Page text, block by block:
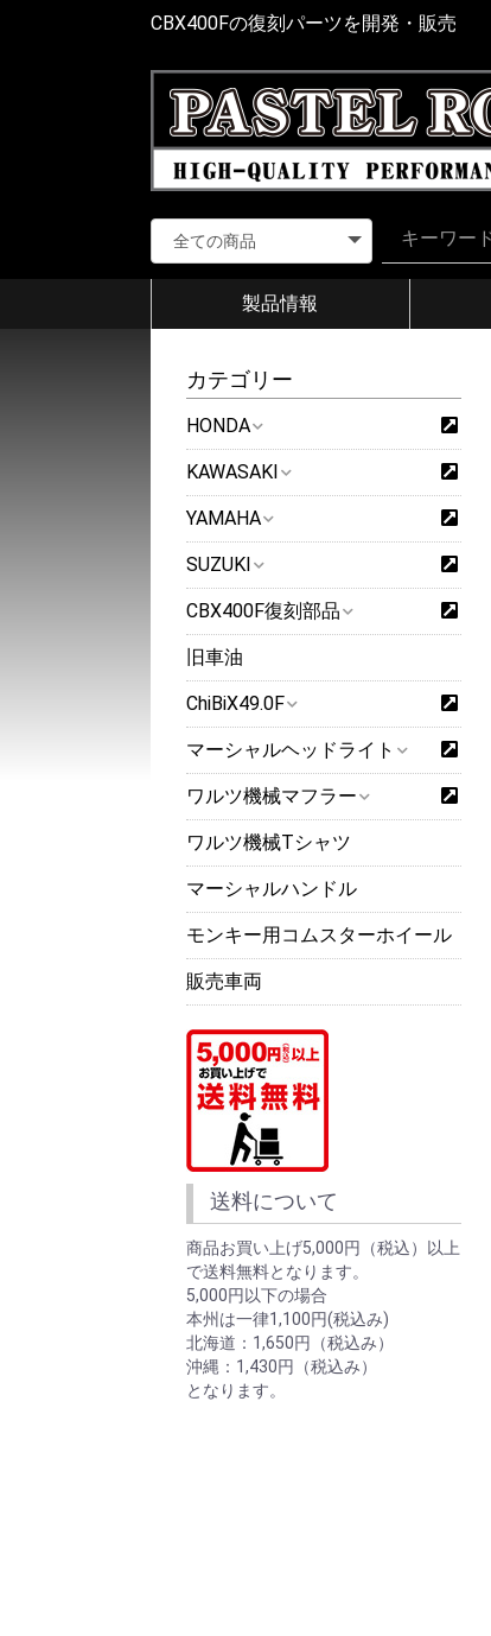
CBX400Fの復刻パーツを開発・販売
製品情報
カテゴリー
HONDA
KAWASAKI
YAMAHA
SUZUKI
CBX400F復刻部品
旧車油
ChiBiX49.0F
マーシャルヘッドライト
ワルツ機械マフラー
ワルツ機械Tシャツ
マーシャルハンドル
モンキー用コムスターホイール
販売車両
送料について
商品お買い上げ5,000円（税込）以上
で送料無料となります。
5,000円以下の場合
本州は一律1,100円(税込み)
北海道：1,650円（税込み）
沖縄：1,430円（税込み）
となります。